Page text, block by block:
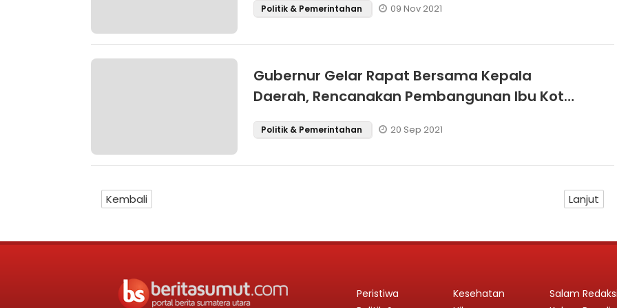
Politik & Pemerintahan 09 Nov 2021
Gubernur Gelar Rapat Bersama Kepala
Daerah, Rencanakan Pembangunan Ibu Kota
Sumut
Politik & Pemerintahan 20 Sep 2021
Kembali Lanjut
Peristiwa
Kesehatan
Salam